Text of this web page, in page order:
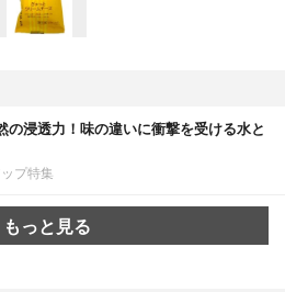
の浸透力！味の違いに衝撃を受ける水と
プ特集
もっと見る